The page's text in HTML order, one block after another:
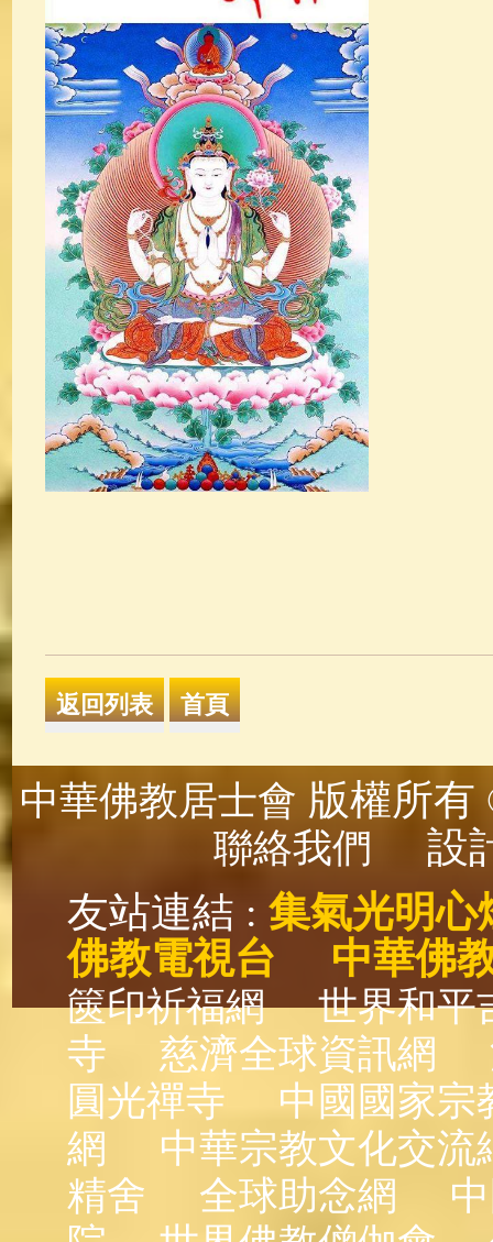
中華佛教居士會 版權所
聯絡我們
設
友站連結 : 集氣光明心
佛教電視台
中華佛
篋印祈福網
世界和平
寺
慈濟全球資訊網
圓光禪寺
中國國家宗
網
中華宗教文化交流
精舍
全球助念網